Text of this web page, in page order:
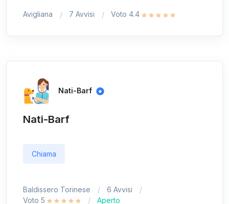
Avigliana 7 Avvisi Voto 4.4
Nati-Barf
Nati-Barf
Chiama
Baldissero Torinese
6 Avvisi
Voto 5
Aperto